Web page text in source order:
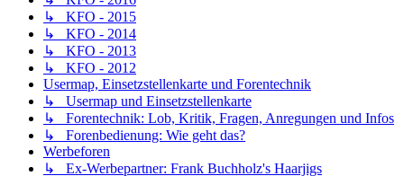
↳ KFO - 2015
↳ KFO - 2014
↳ KFO - 2013
↳ KFO - 2012
Usermap, Einsetzstellenkarte und Forentechnik
↳ Usermap und Einsetzstellenkarte
↳ Forentechnik: Lob, Kritik, Fragen, Anregungen und Infos
↳ Forenbedienung: Wie geht das?
Werbeforen
↳ Ex-Werbepartner: Frank Buchholz's Haarjigs